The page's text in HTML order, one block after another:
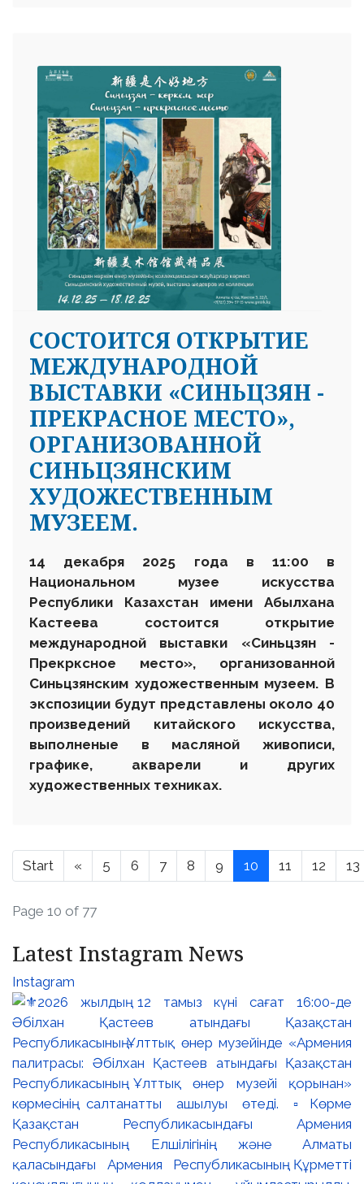
СОСТОИТСЯ ОТКРЫТИЕ
МЕЖДУНАРОДНОЙ
ВЫСТАВКИ «СИНЬЦЗЯН -
ПРЕКРАСНОЕ МЕСТО»,
ОРГАНИЗОВАННОЙ
СИНЬЦЗЯНСКИМ
ХУДОЖЕСТВЕННЫМ
МУЗЕЕМ.
14 декабря 2025 года в 11:00 в
Национальном музее искусства
Республики Казахстан имени Абылхана
Кастеева состоится открытие
международной выставки «Синьцзян-
Прекрксное место», организованной
Синьцзянским художественным музеем. В
экспозиции будут представлены около 40
произведений китайского искусства,
выполненые в масляной живописи,
графике, акварели и других
художественных техниках.
Start « 5 6 7 8 9 10 11 12 13
Page 10 of 77
Latest Instagram News
Instagram